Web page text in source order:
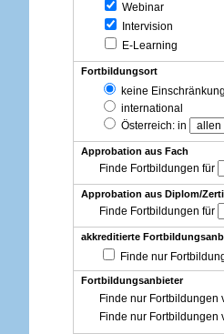
Webinar
Intervision
E-Learning
Fortbildungsort
keine Einschränkung
international
Österreich: in
Approbation aus Fach
Finde Fortbildungen für
Approbation aus Diplom/
Finde Fortbildungen für
akkreditierte
Finde nur
Fortbildungsanbieter
Finde nur Fortbildungen
Finde nur Fortbildungen